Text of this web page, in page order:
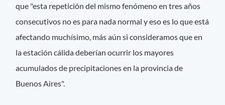
que "esta repetición del mismo fenómeno en tres años
consecutivos no es para nada normal y eso es lo que está
afectando muchísimo, más aún si consideramos que en
la estación cálida deberían ocurrir los mayores
acumulados de precipitaciones en la provincia de
Buenos Aires".